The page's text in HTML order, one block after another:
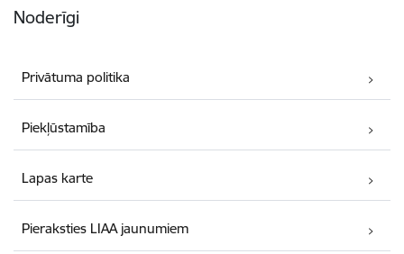
Noderīgi
Privātuma politika
Piekļūstamība
Lapas karte
Pieraksties LIAA jaunumiem